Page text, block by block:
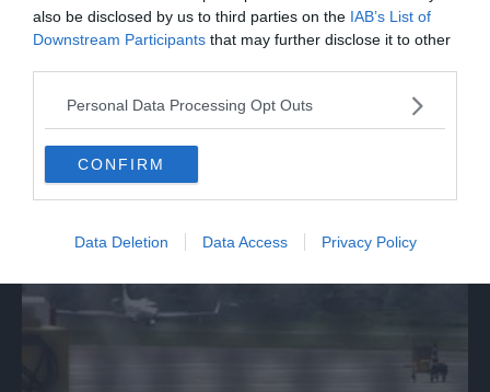
also be disclosed by us to third parties on the IAB’s List of
Downstream Participants that may further disclose it to other
Personal Data Processing Opt Outs
CONFIRM
Data Deletion Data Access Privacy Policy
MONDO
Spagna, via ai controlli negli aeroporti per
chi arriva dall'Italia